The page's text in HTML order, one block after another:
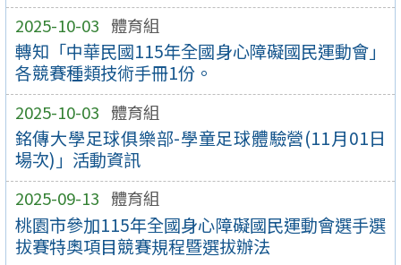
2025-10-03 體育組
轉知「中華民國115年全國身心障礙國民運動會」
各競賽種類技術手冊1份。
2025-10-03 體育組
銘傳大學足球俱樂部-學童足球體驗營(11月01日
場次)」活動資訊
2025-09-13 體育組
桃園市參加115年全國身心障礙國民運動會選手選
拔賽特奧項目競賽規程暨選拔辦法